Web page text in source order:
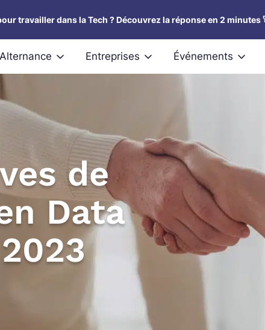
travailler dans la Tech ? Découvrez la réponse en 2 minutes
Alternance Entreprises Événements
de
Data